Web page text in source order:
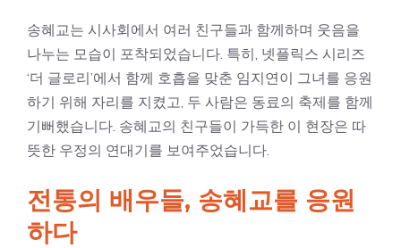
송혜교는 시사회에서 여러 친구들과 함께하며 웃음을
나누는 모습이 포착되었습니다. 특히, 넷플릭스 시리즈
‘더 글로리’에서 함께 호흡을 맞춘 임지연이 그녀를 응원
하기 위해 자리를 지켰고, 두 사람은 동료의 축제를 함께
기뻐했습니다. 송혜교의 친구들이 가득한 이 현장은 따
뜻한 우정의 연대기를 보여주었습니다.
전통의 배우들, 송혜교를 응원
하다